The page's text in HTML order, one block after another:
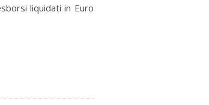
liquidati in Euro